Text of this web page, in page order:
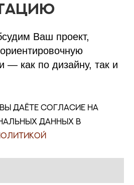
Ваш проект,
— как по дизайну, так и
даёте согласие на
данных в